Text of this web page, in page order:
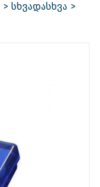
სხვადასხვა